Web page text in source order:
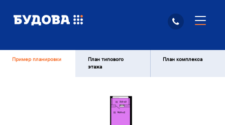
Пример планировки
План типового
этажа
План комплекса